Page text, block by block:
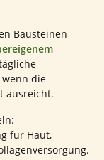
Bausteinen
die
ausreicht.